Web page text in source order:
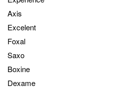
Axis
Excelent
Foxal
Saxo
Boxine
Dexame